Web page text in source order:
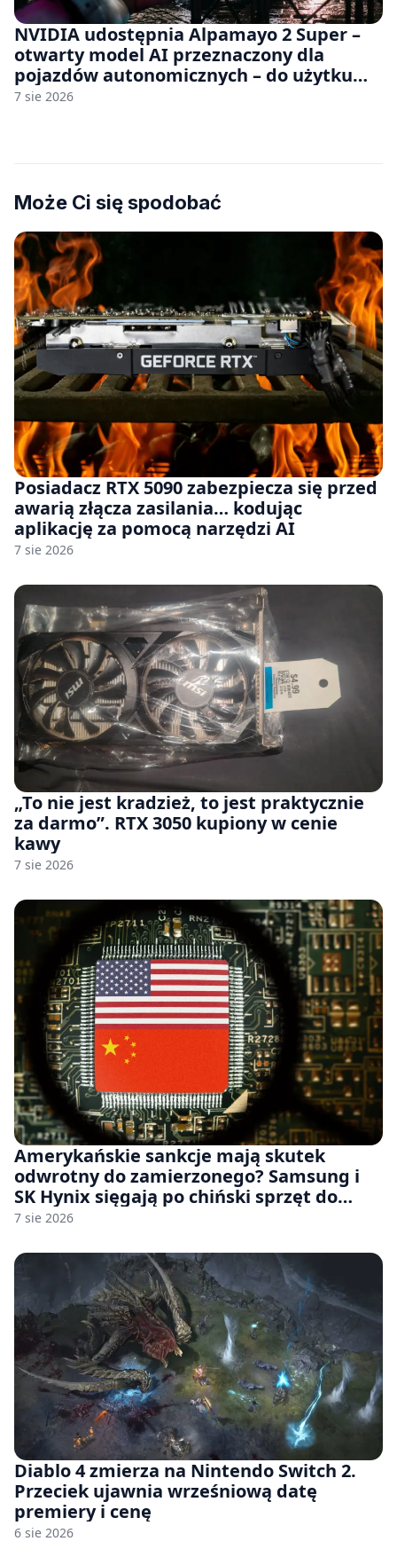
NVIDIA udostępnia Alpamayo 2 Super –
otwarty model AI przeznaczony dla
pojazdów autonomicznych – do użytku
komercyjnego
7 sie 2026
Może Ci się spodobać
Posiadacz RTX 5090 zabezpiecza się przed
awarią złącza zasilania… kodując
aplikację za pomocą narzędzi AI
7 sie 2026
„To nie jest kradzież, to jest praktycznie
za darmo”. RTX 3050 kupiony w cenie
kawy
7 sie 2026
Amerykańskie sankcje mają skutek
odwrotny do zamierzonego? Samsung i
SK Hynix sięgają po chiński sprzęt do
fabryk chipów
7 sie 2026
Diablo 4 zmierza na Nintendo Switch 2.
Przeciek ujawnia wrześniową datę
premiery i cenę
6 sie 2026